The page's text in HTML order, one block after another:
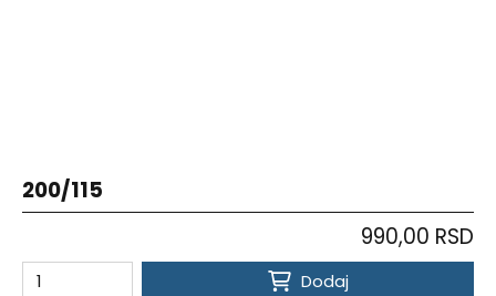
200/115
990,00 RSD
Dodaj